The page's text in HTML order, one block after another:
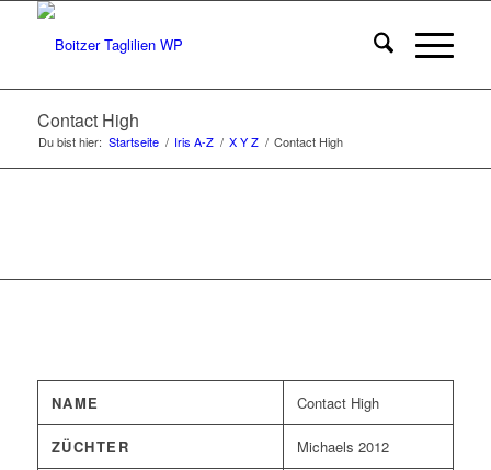
Contact High
Du bist hier: Startseite / Iris A-Z / X Y Z / Contact High
NAME Contact High
ZÜCHTER Michaels 2012